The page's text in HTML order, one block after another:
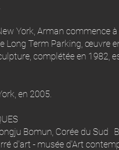
York, Arman commence
Long Term Parking, œuvre
complétée en
en 2005.
Bomun, Corée du Sud
d'art - musée d'Art